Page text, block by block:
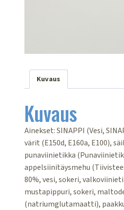
Kuvaus
Kuvaus
Ainekset: SINAPPI (Vesi,
värit (E150d, E160a, E100),
punaviinietikka
appelsiinitäysmehu
80%, vesi, sokeri,
mustapippuri, sokeri,
(natriumglutamaatti),